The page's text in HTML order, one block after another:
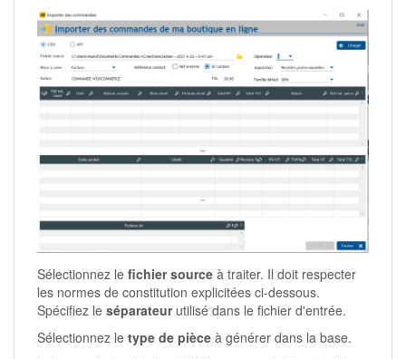
Sélectionnez le fichier source à traiter. Il doit respecter
les normes de constitution explicitées ci-dessous.
Spécifiez le séparateurutilisé dans le fichier d'entrée.
Sélectionnez le type de pièce à générer dans la base.